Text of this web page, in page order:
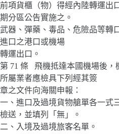
前項貨櫃（物）得經內陸轉運出
期分區公告實施之。
武器、彈藥、毒品、危險品等轉
進口之港口或機場
轉運出口。
第 71 條 飛機抵達本國機場後，
所屬業者應檢具下列經其簽
章之文件向海關申報：
一、進口及過境貨物艙單各一式
檢送，並填列「無」。
二、入境及過境旅客名單。